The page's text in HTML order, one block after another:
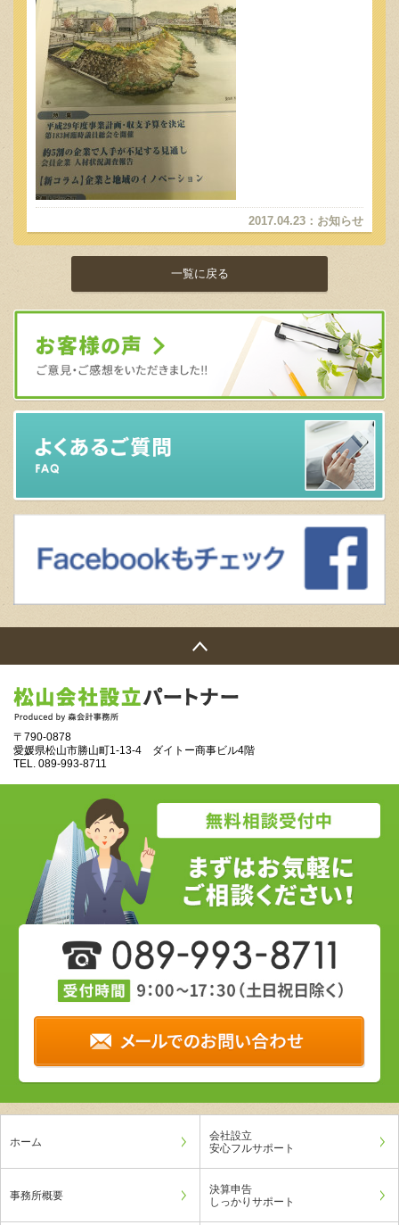
2017.04.23 ： お知らせ
一覧に戻る
〒790-0878
愛媛県松山市勝山町1‐13‐4 ダイトー商事ビル4階
TEL. 089‐993‐8711
ホーム
会社設立
安心フルサポート
事務所概要
決算申告
しっかりサポート